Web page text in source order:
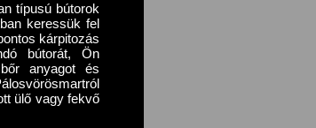
típusú bútorok
keressük fel
kárpitozás
bútorát, Ön
anyagot és
ülő vagy fekvő